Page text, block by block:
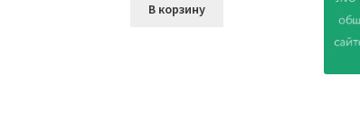
В корзину